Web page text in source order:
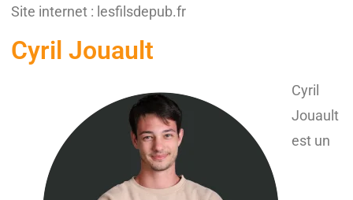
Site internet : lesfilsdepub.fr
Cyril Jouault
Cyril
Jouault
est un